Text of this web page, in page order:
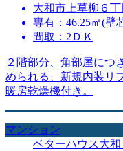
大和市上草柳６丁
専有：46.25㎡(壁
間取：2ＤＫ
２階部分、角部屋に
められる、新規内装リ
暖房乾燥機付き。
マンション
ベターハウス大和